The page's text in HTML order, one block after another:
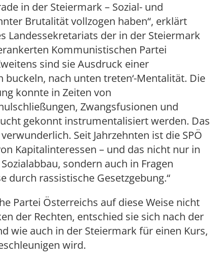
in der Steiermark – Sozial- und
Brutalität vollzogen haben“, erklärt
Landessekretariats der in der Steiermark
Kommunistischen Partei
sind sie Ausdruck einer
buckeln, nach unten treten‘-Mentalität. Die
konnte in Zeiten von
Zwangsfusionen und
gekonnt instrumentalisiert werden. Das
Seit Jahrzehnten ist die SPÖ
Kapitalinteressen – und das nicht nur in
sondern auch in Fragen
durch rassistische Gesetzgebung.“
Partei Österreichs auf diese Weise nicht
der Rechten, entschied sie sich nach der
wie auch in der Steiermark für einen Kurs,
wird.